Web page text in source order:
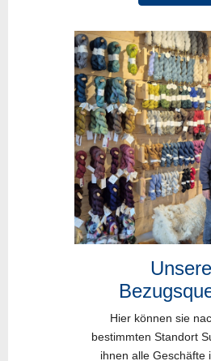
Unsere
Hier können sie
bestimmten Standort
ihnen alle Geschäfte